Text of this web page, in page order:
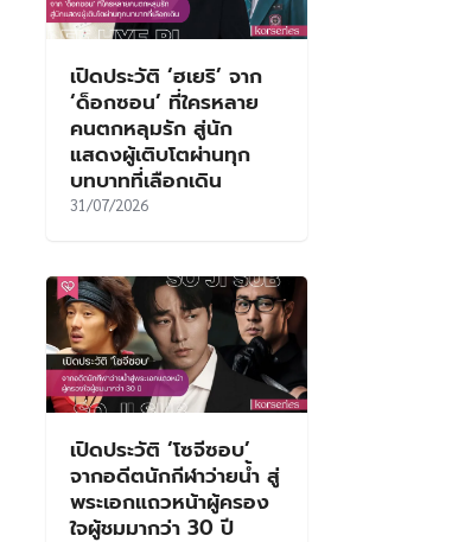
เปิดประวัติ ‘ฮเยริ’ จาก
‘ด็อกซอน’ ที่ใครหลาย
คนตกหลุมรัก สู่นัก
แสดงผู้เติบโตผ่านทุก
บทบาทที่เลือกเดิน
31/07/2026
เปิดประวัติ ‘โซจีซอบ’
จากอดีตนักกีฬาว่ายน้ำ สู่
พระเอกแถวหน้าผู้ครอง
ใจผู้ชมมากว่า 30 ปี